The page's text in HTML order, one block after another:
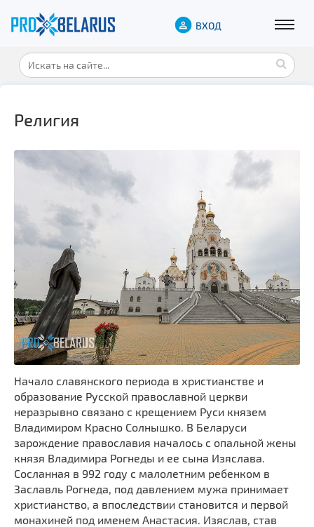
ВХОД
Религия
Начало славянского периода в христианстве и
образование Русской православной церкви
неразрывно связано с крещением Руси князем
Владимиром Красно Солнышко. В Беларуси
зарождение православия началось с опальной жены
князя Владимира Рогнеды и ее сына Изяслава.
Сосланная в 992 году с малолетним ребенком в
Заславль Рогнеда, под давлением мужа принимает
христианство, а впоследствии становится и первой
монахиней под именем Анастасия. Изяслав, став